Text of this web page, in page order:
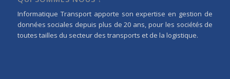
Informatique Transport apporte son expertise en gestion de
données sociales depuis plus de 20 ans, pour les sociétés de
toutes tailles du secteur des transports et de la logistique.